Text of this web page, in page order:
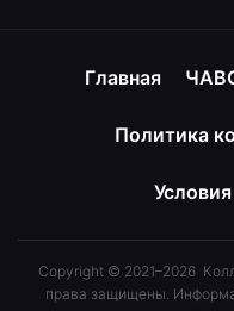
Главная
Политика
Copyright © 2021–2026
права защищены.